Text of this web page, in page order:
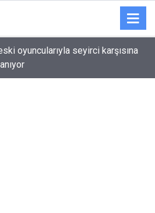
oyuncularıyla seyirci karşısına